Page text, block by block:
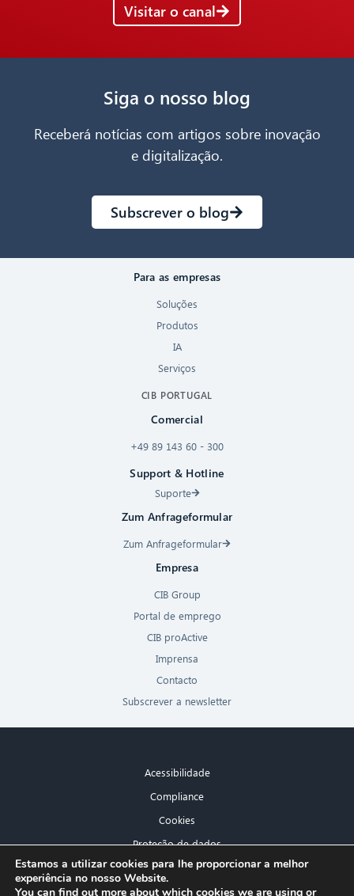
Visitar o canal
Siga o nosso blog
Receberá notícias com artigos sobre inovação
e digitalização.
Subscrever o blog
Para as empresas
Soluções
Produtos
IA
Serviços
CIB PORTUGAL
Comercial
+49 89 143 60 - 300
Support & Hotline
Suporte
Zum Anfrageformular
Zum Anfrageformular
Empresa
CIB Group
Portal de emprego
CIB proActive
Imprensa
Contacto
Subscrever a newsletter
Acessibilidade
Compliance
Cookies
Proteção de dados
Aviso legal
Estamos a utilizar cookies para lhe proporcionar a melhor
experiência no nosso Website.
You can find out more about which cookies we are using or